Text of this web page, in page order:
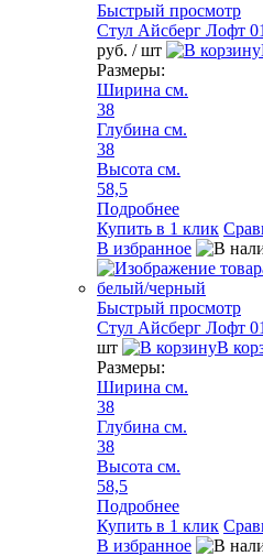
Быстрый просмотр
Стул Айсберг Лофт
руб. / шт
Размеры:
Ширина см.
38
Глубина см.
38
Высота см.
58,5
Подробнее
Купить в 1 клик
В избранное
Быстрый просмотр
Стул Айсберг Лофт
шт
В
Размеры:
Ширина см.
38
Глубина см.
38
Высота см.
58,5
Подробнее
Купить в 1 клик
В избранное